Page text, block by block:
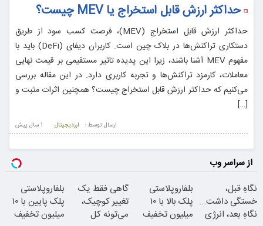
حداکثر ارزش قابل استخراج یا MEV چیست؟
حداکثر ارزش قابل استخراج (MEV)، فرصت کسب سود از طریق
دستکاری تراکنش‌ها در بلاک چین است. کاربران دیفای (DeFi) باید با
مفهوم MEV آشنا باشند، زیرا این پدیده تاثیر مستقیمی بر قیمت نهایی
معاملات، کارمزد تراکنش‌ها و تجربه کاربری دارد. در این مقاله بررسی
می‌کنیم که حداکثر ارزش قابل استخراج چیست؟ همچنین اثرات مثبت و
[…]
1 سال پيش ارسال توسط : ارزدیجیتال
از سراسر وب
نگاهِ قبل،
خستگی داشت...
نگاهِ بعد، انرژی
بلفاروپلاستی
پلک بالا با ۱۰
میلیون تخفیف
گاهی فقط یک
تغییر کوچیک،
می‌تونه کل
بلفاروپلاستی
پلک پایین با ۱۰
میلیون تخفیف